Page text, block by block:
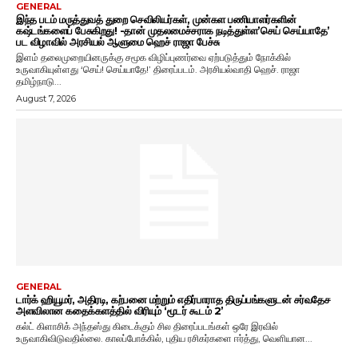
GENERAL
இந்த படம் மருத்துவத் துறை செவிலியர்கள், முன்கள பணியாளர்களின்
கஷ்டங்களைப் பேசுகிறது! -தான் முதலமைச்சராக நடித்துள்ள’செய் செய்யாதே’
பட விழாவில் அரசியல் ஆளுமை ஹெச் ராஜா பேச்சு
இளம் தலைமுறையினருக்கு சமூக விழிப்புணர்வை ஏற்படுத்தும் நோக்கில்
உருவாகியுள்ளது ‘செய்! செய்யாதே!’ திரைப்படம். அரசியல்வாதி ஹெச். ராஜா
தமிழ்நாடு...
August 7, 2026
GENERAL
டார்க் ஹியூமர், அதிரடி, கற்பனை மற்றும் எதிர்பாராத திருப்பங்களுடன் சர்வதேச
அளவிலான கதைக்களத்தில் விரியும் ‘மூடர் கூடம் 2’
கல்ட் கிளாசிக் அந்தஸ்து கிடைக்கும் சில திரைப்படங்கள் ஒரே இரவில்
உருவாகிவிடுவதில்லை. காலப்போக்கில், புதிய ரசிகர்களை ஈர்த்து, வெளியான...